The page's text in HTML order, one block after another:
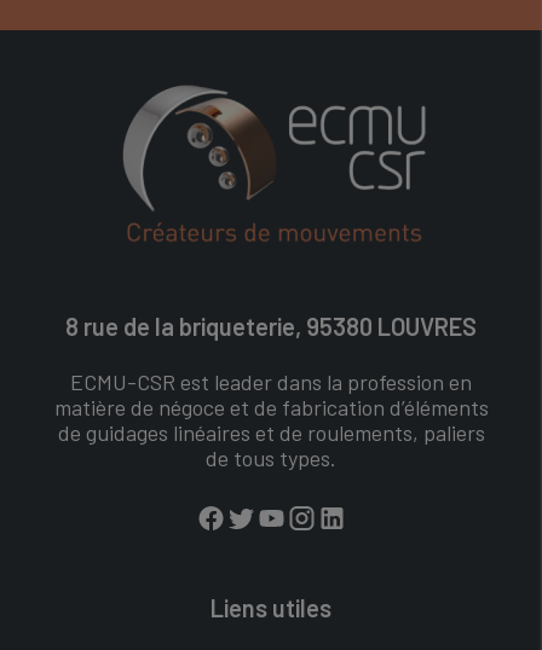
8 rue de la briqueterie, 95380 LOUVRES
ECMU-CSR est leader dans la profession en
matière de négoce et de fabrication d’éléments
de guidages linéaires et de roulements, paliers
de tous types.
Liens utiles